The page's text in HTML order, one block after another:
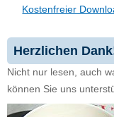
Kostenfreier
Herzlichen
Nicht nur lesen, auch
können Sie uns